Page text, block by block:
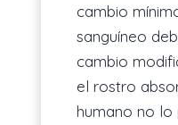
cambio
sanguíneo
cambio
el rostro
humano no lo